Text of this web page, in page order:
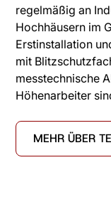
regelmäßig an
Hochhäusern im
Erstinstallation
mit
messtechnische
Höhenarbeiter
MEHR ÜBER